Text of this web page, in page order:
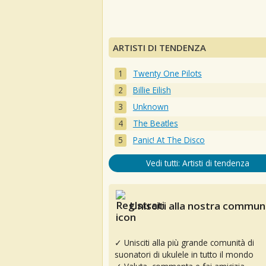
ARTISTI DI TENDENZA
Twenty One Pilots
Billie Eilish
Unknown
The Beatles
Panic! At The Disco
Vedi tutti: Artisti di tendenza
Unisciti alla nostra
✓ Unisciti alla più grande comunità di
suonatori di ukulele in tutto il mondo